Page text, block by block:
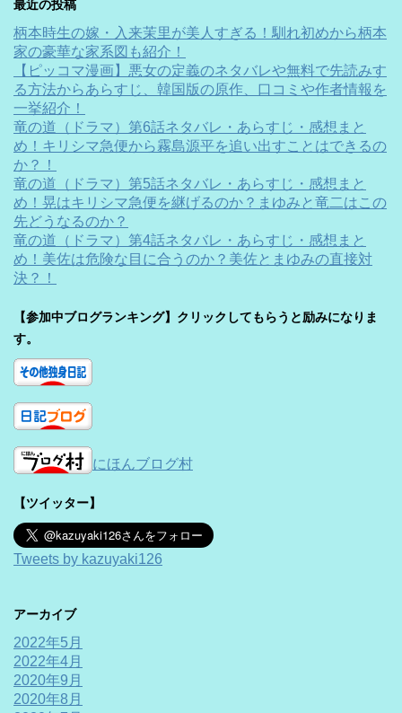
最近の投稿
柄本時生の嫁・入来茉里が美人すぎる！馴れ初めから柄本
家の豪華な家系図も紹介！
【ピッコマ漫画】悪女の定義のネタバレや無料で先読みす
る方法からあらすじ、韓国版の原作、口コミや作者情報を
一挙紹介！
竜の道（ドラマ）第6話ネタバレ・あらすじ・感想まと
め！キリシマ急便から霧島源平を追い出すことはできるの
か？！
竜の道（ドラマ）第5話ネタバレ・あらすじ・感想まと
め！晃はキリシマ急便を継げるのか？まゆみと竜二はこの
先どうなるのか？
竜の道（ドラマ）第4話ネタバレ・あらすじ・感想まと
め！美佐は危険な目に合うのか？美佐とまゆみの直接対
決？！
【参加中ブログランキング】クリックしてもらうと励みになりま
す。
にほんブログ村
【ツイッター】
Tweets by kazuyaki126
アーカイブ
2022年5月
2022年4月
2020年9月
2020年8月